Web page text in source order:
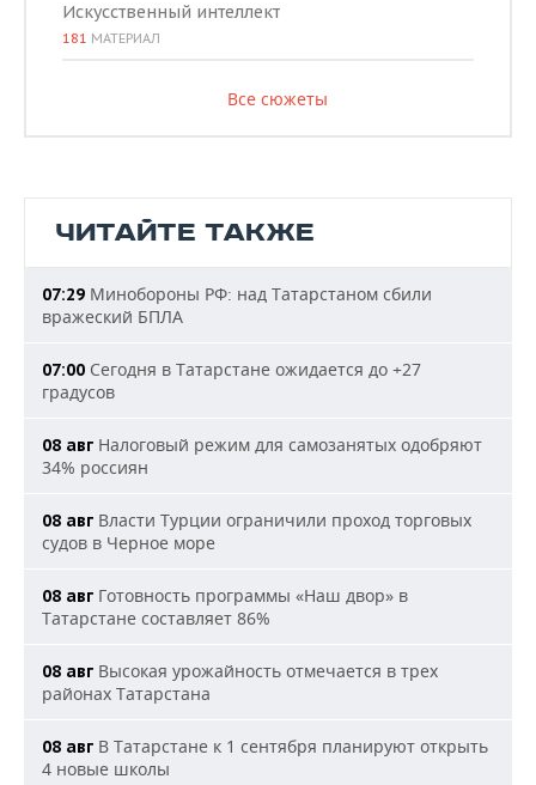
Искусственный интеллект
181 МАТЕРИАЛ
Все сюжеты
ЧИТАЙТЕ ТАКЖЕ
07:29 Минобороны РФ: над Татарстаном сбили
вражеский БПЛА
07:00 Сегодня в Татарстане ожидается до +27
градусов
08 авг Налоговый режим для самозанятых одобряют
34% россиян
08 авг Власти Турции ограничили проход торговых
судов в Черное море
08 авг Готовность программы «Наш двор» в
Татарстане составляет 86%
08 авг Высокая урожайность отмечается в трех
районах Татарстана
08 авг В Татарстане к 1 сентября планируют открыть
4 новые школы